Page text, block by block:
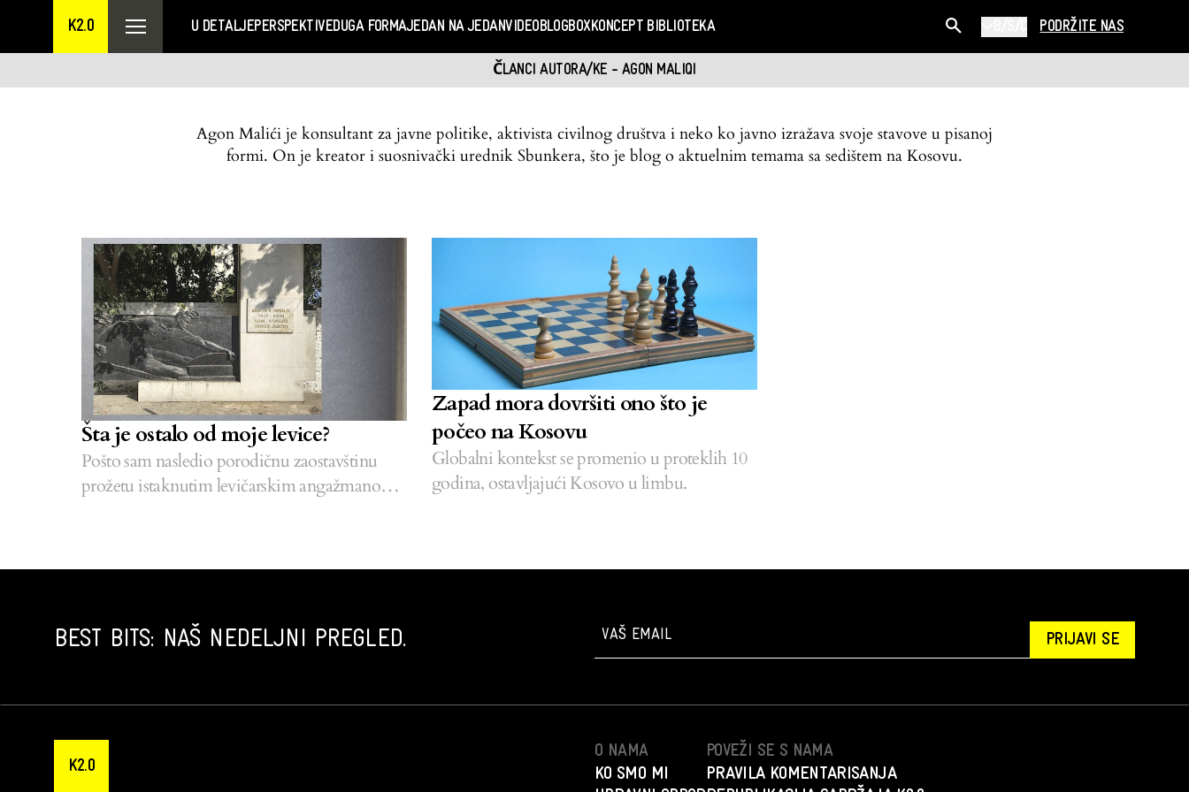
K2.0 U DETALJEPERSPEKTIVEDUGA FORMAJEDAN NA JEDANVIDEOBLOGBOXKONCEPT BIBLIOTEKA PODRŽITE NAS
ČLANCI AUTORA/KE - AGON MALIQI
Agon Malići je konsultant za javne politike, aktivista civilnog društva i neko ko javno izražava svoje stavove u pisanoj
formi. On je kreator i suosnivački urednik Sbunkera, što je blog o aktuelnim temama sa sedištem na Kosovu.
Šta je ostalo od moje levice?
Pošto sam nasledio porodičnu zaostavštinu
prožetu istaknutim levičarskim angažmanom,
Zapad mora dovršiti ono što je
počeo na Kosovu
Globalni kontekst se promenio u proteklih 10
godina, ostavljajući Kosovo u limbu.
BEST BITS: NAŠ NEDELJNI PREGLED. PRIJAVI SE
K2.0
O NAMA
KO SMO MI
POVEŽI SE S NAMA
PRAVILA KOMENTARISANJA